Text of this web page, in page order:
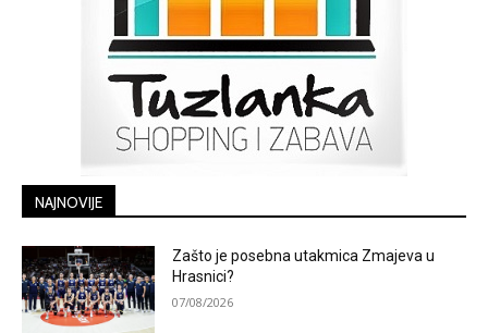
NAJNOVIJE
Zašto je posebna utakmica Zmajeva u
Hrasnici?
07/08/2026